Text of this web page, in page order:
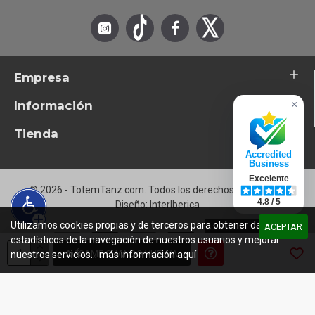
AVÍSAME CUANDO VUELVA
Empresa
Información
Tienda
© 2026 - TotemTanz.com. Todos los derechos reservados
Diseño: InterIberica
ACEPTAR
Utilizamos cookies propias y de terceros para obtener datos
estadísticos de la navegación de nuestros usuarios y mejorar
nuestros servicios... más informaciónaquí
×
Accredited
Business
Excelente
4.8 / 5